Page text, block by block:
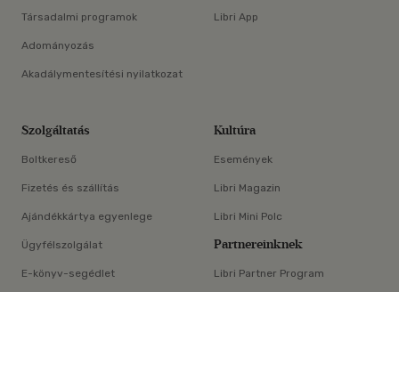
×
Társadalmi programok
Adományozás
Akadálymentesítési nyilatkozat
Libri App
Szolgáltatás
Boltkereső
Fizetés és szállítás
Ajándékkártya egyenlege
Ügyfélszolgálat
E-könyv-segédlet
Kultúra
Események
Libri Magazin
Libri Mini Polc
Partnereinknek
Libri Partner Program